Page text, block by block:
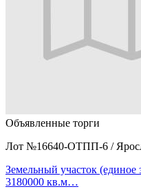
Объявленные торги
Лот №16640-ОТПП-6 /
Земельный участок
3180000 кв.м…